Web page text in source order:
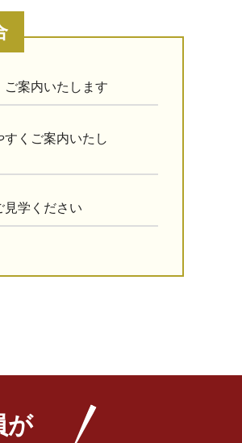
案内いたします
くご案内いたし
見学ください
が